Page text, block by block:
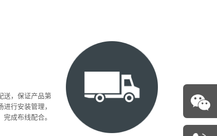
送，保证产品第
行安装管理，
完成布线配合。